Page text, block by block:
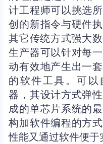
计工程师可以挑选
创的新指令与硬件
其它传统方式强大
生产器可以针对每
动有效地产生出一
的软件工具。可以
器，其设计方式弹
成的单芯片系统的
构加软件编程的方
性能又通过软件便于